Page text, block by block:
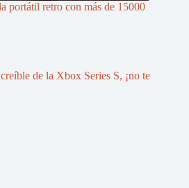
portátil retro con más de 15000
de la Xbox Series S, ¡no te